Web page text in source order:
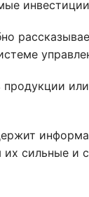
продукции
сильные и